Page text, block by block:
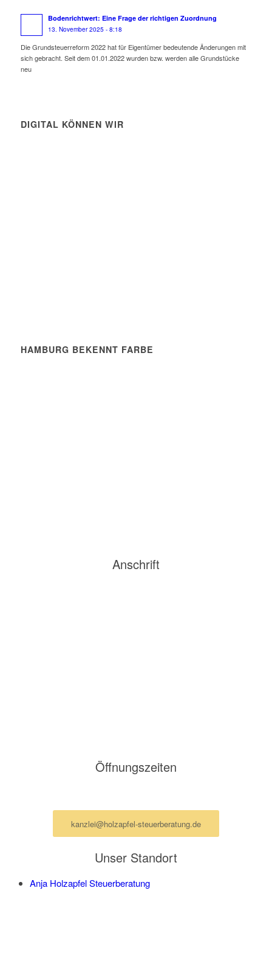
Bodenrichtwert: Eine Frage der richtigen Zuordnung
13. November 2025 - 8:18
Die Grundsteuerreform 2022 hat für Eigentümer bedeutende Änderungen mit
sich gebracht. Seit dem 01.01.2022 wurden bzw. werden alle Grundstücke
neu
DIGITAL KÖNNEN WIR
HAMBURG BEKENNT FARBE
Anschrift
Öffnungszeiten
kanzlei@holzapfel-steuerberatung.de
Unser Standort
Anja Holzapfel Steuerberatung